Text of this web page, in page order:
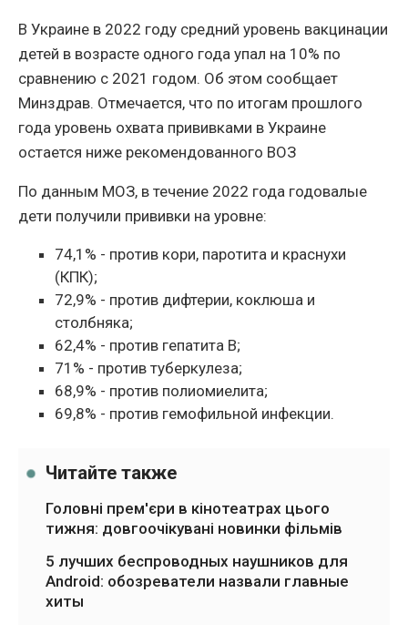
В Украине в 2022 году средний уровень вакцинации
детей в возрасте одного года упал на 10% по
сравнению с 2021 годом. Об этом сообщает
Минздрав. Отмечается, что по итогам прошлого
года уровень охвата прививками в Украине
остается ниже рекомендованного ВОЗ
По данным МОЗ, в течение 2022 года годовалые
дети получили прививки на уровне:
74,1% - против кори, паротита и краснухи
(КПК);
72,9% - против дифтерии, коклюша и
столбняка;
62,4% - против гепатита В;
71% - против туберкулеза;
68,9% - против полиомиелита;
69,8% - против гемофильной инфекции.
Читайте также
Головні прем'єри в кінотеатрах цього
тижня: довгоочікувані новинки фільмів
5 лучших беспроводных наушников для
Android: обозреватели назвали главные
хиты